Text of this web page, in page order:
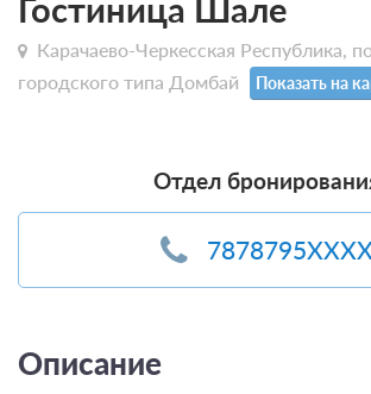
Гостиница Шале
Карачаево-Черкесская Республика,
городского типа Домбай
Показать на
Отдел
Описание